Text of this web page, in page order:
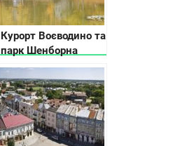
Курорт Воєводино та
парк Шенборна
показали з висоти
пташиного польоту
(відео)